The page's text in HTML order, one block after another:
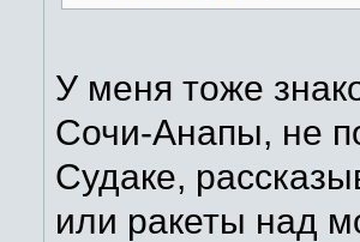
У меня тоже
Сочи-Анапы, не
Судаке,
или ракеты над